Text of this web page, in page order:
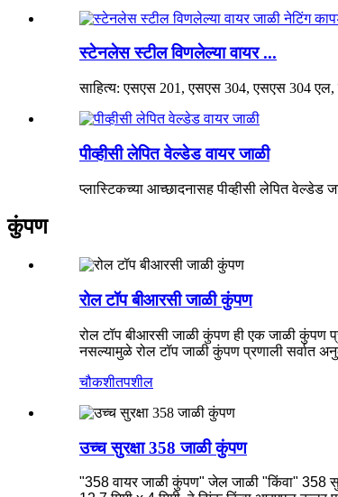
स्टेनलेस स्टील विणलेल्या वायर ...
साहित्य: एसएस 201, एसएस 304, एसएस 304
पीव्हीसी लेपित वेल्डेड वायर जाळी
प्लास्टिकच्या आच्छादनासह पीव्हीसी लेपित
कुंपण
रोल टॉप बीआरसी जाळी कुंपण
रोल टॉप बीआरसी जाळी कुंपण ही एक जाळी कुंपण
नसल्यामुळे रोल टॉप जाळी कुंपण प्रणाली सर्वात
चौकशीतपशील
उच्च सुरक्षा 358 जाळी कुंपण
"358 वायर जाळी कुंपण" जेल जाळी "किंवा" 358